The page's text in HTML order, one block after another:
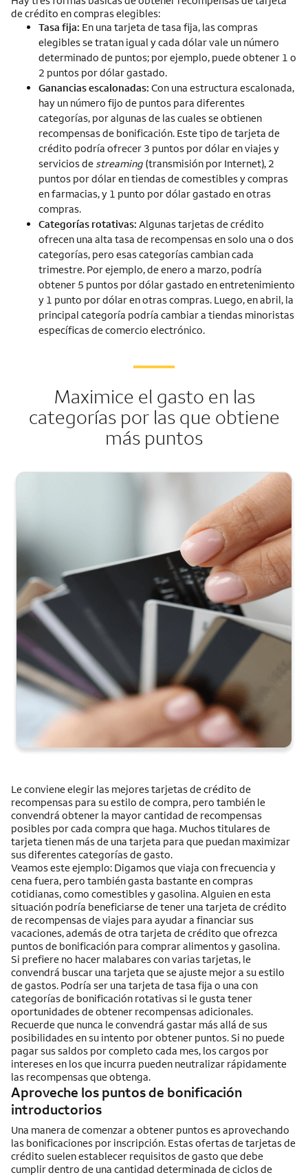
de crédito en compras elegibles:
Tasa fija: En una tarjeta de tasa fija, las compras
elegibles se tratan igual y cada dólar vale un número
determinado de puntos; por ejemplo, puede obtener 1 o
2 puntos por dólar gastado.
Ganancias escalonadas: Con una estructura escalonada,
hay un número fijo de puntos para diferentes
categorías, por algunas de las cuales se obtienen
recompensas de bonificación. Este tipo de tarjeta de
crédito podría ofrecer 3 puntos por dólar en viajes y
servicios destreaming (transmisión por Internet), 2
puntos por dólar en tiendas de comestibles y compras
en farmacias, y 1 punto por dólar gastado en otras
compras.
Categorías rotativas: Algunas tarjetas de crédito
ofrecen una alta tasa de recompensas en solo una o dos
categorías, pero esas categorías cambian cada
trimestre. Por ejemplo, de enero a marzo, podría
obtener 5 puntos por dólar gastado en entretenimiento
y 1 punto por dólar en otras compras. Luego, en abril, la
principal categoría podría cambiar a tiendas minoristas
específicas de comercio electrónico.
Maximice el gasto en las
categorías por las que obtiene
más puntos
Le conviene elegir las mejores tarjetas de crédito de
recompensas para su estilo de compra, pero también le
convendrá obtener la mayor cantidad de recompensas
posibles por cada compra que haga. Muchos titulares de
tarjeta tienen más de una tarjeta para que puedan maximizar
sus diferentes categorías de gasto.
Veamos este ejemplo: Digamos que viaja con frecuencia y
cena fuera, pero también gasta bastante en compras
cotidianas, como comestibles y gasolina. Alguien en esta
situación podría beneficiarse de tener una tarjeta de crédito
de recompensas de viajes para ayudar a financiar sus
vacaciones, además de otra tarjeta de crédito que ofrezca
puntos de bonificación para comprar alimentos y gasolina.
Si prefiere no hacer malabares con varias tarjetas, le
convendrá buscar una tarjeta que se ajuste mejor a su estilo
de gastos. Podría ser una tarjeta de tasa fija o una con
categorías de bonificación rotativas si le gusta tener
oportunidades de obtener recompensas adicionales.
Recuerde que nunca le convendrá gastar más allá de sus
posibilidades en su intento por obtener puntos. Si no puede
pagar sus saldos por completo cada mes, los cargos por
intereses en los que incurra pueden neutralizar rápidamente
las recompensas que obtenga.
Aproveche los puntos de bonificación
introductorios
Una manera de comenzar a obtener puntos es aprovechando
las bonificaciones por inscripción. Estas ofertas de tarjetas de
crédito suelen establecer requisitos de gasto que debe
cumplir dentro de una cantidad determinada de ciclos de